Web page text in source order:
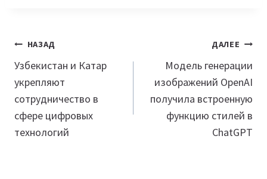
Навигация
по
записям
НАЗАД
Узбекистан и Катар
укрепляют
сотрудничество в
сфере цифровых
технологий
ДАЛЕЕ
Модель генерации
изображений OpenAI
получила встроенную
функцию стилей в
ChatGPT